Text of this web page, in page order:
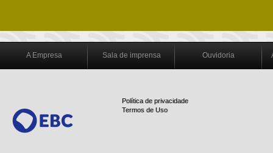
A Empresa Sala de imprensa Ouvidoria
Política de privacidade
Termos de Uso